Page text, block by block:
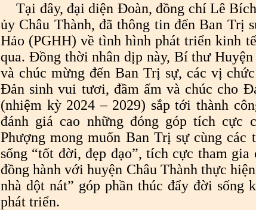
Tại đây, đại diện Đoàn, đồng chí Lê
ủy Châu Thành, đã thông tin đến Ban Trị
Hảo (PGHH) về tình hình phát triển kinh
qua. Đồng thời nhân dịp này, Bí thư
và chúc mừng đến Ban Trị sự, các vị
Đản sinh vui tươi, đầm ấm và chúc cho
(nhiệm kỳ 2024 – 2029) sắp tới thành
đánh giá cao những đóng góp tích cực
Phượng mong muốn Ban Trị sự cùng
sống “tốt đời, đẹp đạo”, tích cực tham
đồng hành với huyện Châu Thành thực
nhà dột nát” góp phần thúc đẩy đời sống
phát triển.